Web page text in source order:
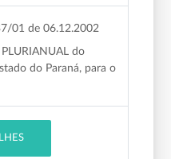
01 de 06.12.2002
do
do Paraná, para o